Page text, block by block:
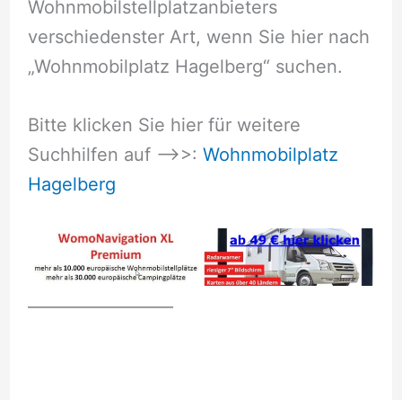
Wohnmobilstellplatzanbieters
verschiedenster Art, wenn Sie hier nach
„Wohnmobilplatz Hagelberg“ suchen.
Bitte klicken Sie hier für weitere
Suchhilfen auf –>>: Wohnmobilplatz
Hagelberg